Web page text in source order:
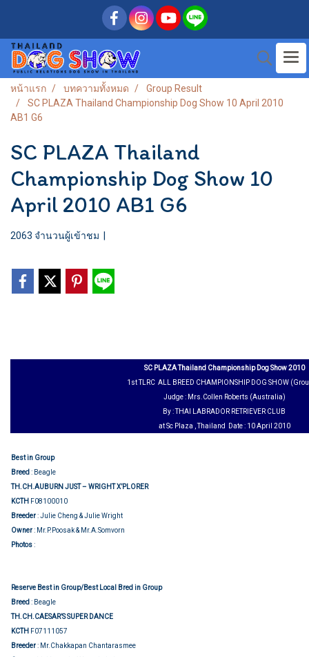
หน้าแรก บทความทั้งหมด
Group Result
SC PLAZA Thailand Championship Dog Show 10 April 2010
AB1 G6
SC PLAZA Thailand
Championship Dog Show 10
April 2010 AB1 G6
2063 จำนวนผู้เข้าชม
SC PLAZA Thailand Championship Dog Show 2010
1st TLRC ALL BREED CHAMPIONSHIP DOG SHOW
Judge : Mrs.Collen Roberts (Australia)
By : THAI LABRADOR RETRIEVER CLUB
at Sc Plaza , Thailand Date : 10 April 2010
Best in Group
Breed : Beagle
TH.CH.AUBURN JUST – WRIGHT X’PLORER
KCTH F08100010
Breeder: Julie Cheng & Julie Wright
Owner: Mr.P.Poosak & Mr.A.Somvorn
Photos:
Reserve Best in Group/Best Local Bred in Group
Breed : Beagle
TH.CH.CAESAR’S SUPER DANCE
KCTH F07111057
Breeder: Mr.Chakkapan Chantarasmee